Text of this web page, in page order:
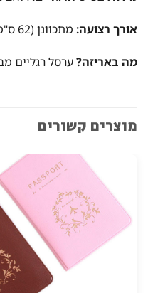
אורך רצועה: מתכוונן (62 ס"מ עד 85.8 ס"מ)
מה באריזה?ערסל רגליים
מוצרים קשורים